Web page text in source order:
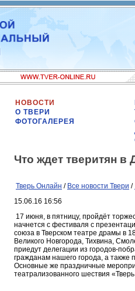
НОВОСТИ
О ТВЕРИ
ФОТОГАЛЕРЕЯ
Что ждет тверитян в
Тверь Онлайн / Все новости Твери /
15.06.16 16:56
17 июня, в пятницу, пройдёт
начнется с фестиваля с
союза в Тверском театре драмы в
Великого Новгорода, Тихвина,
приедут делегации из городов-
гражданам нашего города, а также
Основные же праздничные
театрализованного шествия